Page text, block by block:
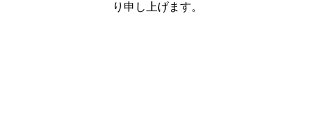
り申し上げます。